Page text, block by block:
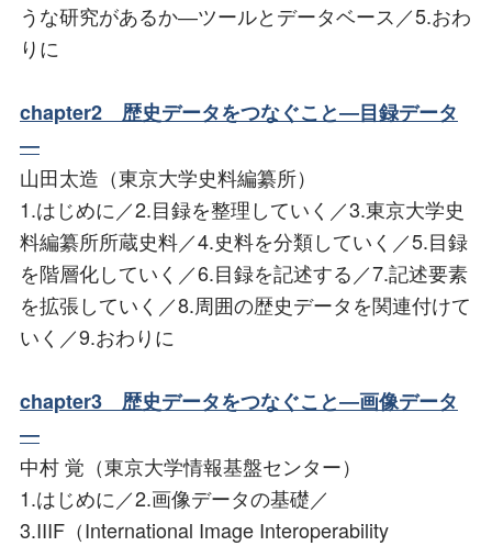
うな研究があるか―ツールとデータベース／5.おわ
りに
chapter2 歴史データをつなぐこと―目録データ
―
山田太造（東京大学史料編纂所）
1.はじめに／2.目録を整理していく／3.東京大学史
料編纂所所蔵史料／4.史料を分類していく／5.目録
を階層化していく／6.目録を記述する／7.記述要素
を拡張していく／8.周囲の歴史データを関連付けて
いく／9.おわりに
chapter3 歴史データをつなぐこと―画像データ
―
中村 覚（東京大学情報基盤センター）
1.はじめに／2.画像データの基礎／
3.IIIF（International Image Interoperability